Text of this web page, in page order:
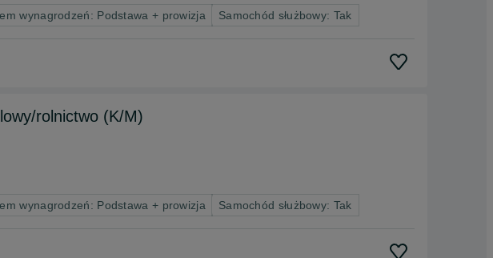
wynagrodzeń: Podstawa + prowizja Samochód służbowy: Tak
rolnictwo (K/M)
wynagrodzeń: Podstawa + prowizja Samochód służbowy: Tak